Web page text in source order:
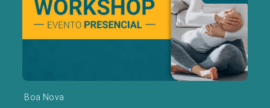
Boa Nova